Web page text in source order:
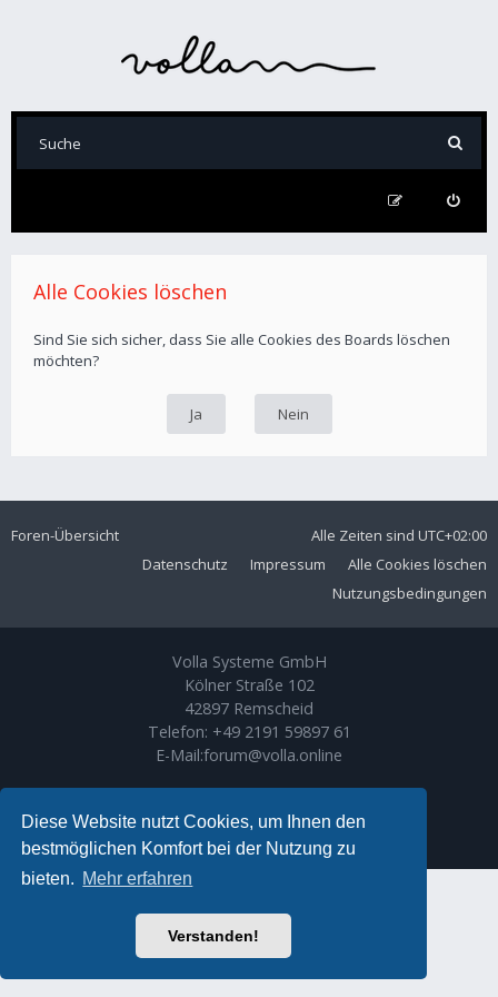
Diese Website nutzt Cookies, um Ihnen den
bestmöglichen Komfort bei der Nutzung zu
bieten. Mehr erfahren
Verstanden!
Alle Cookies löschen
Sind Sie sich sicher, dass Sie alle Cookies des Boards löschen
möchten?
Foren-Übersicht Alle Zeiten sind UTC+02:00
Alle Cookies löschen
Impressum
Datenschutz
Nutzungsbedingungen
Volla Systeme GmbH
Kölner Straße 102
42897 Remscheid
Telefon: +49 2191 59897 61
E-Mail:forum@volla.online
Ariki Theme byGramziu